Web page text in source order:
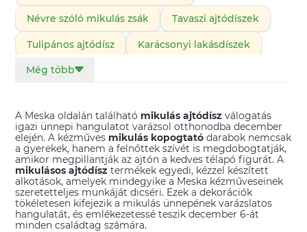
Névre szóló mikulás zsák Tavaszi ajtódíszek
Tulipános ajtódísz Karácsonyi lakásdíszek
Karácsonyi manók, figurák
Mikulás csizma és zokni
Mikulás kézműves ötletek, ajándékok, dekorációk
Mikulás zsák
Még több
A Meska oldalán található mikulás ajtódísz válogatás
igazi ünnepi hangulatot varázsol otthonodba december
elején. A kézműves mikulás kopogtató darabok nemcsak
a gyerekek, hanem a felnőttek szívét is megdobogtatják,
amikor megpillantják az ajtón a kedves télapó figurát. A
mikulásos ajtódísz termékek egyedi, kézzel készített
alkotások, amelyek mindegyike a Meska kézműveseinek
szeretetteljes munkáját dicséri. Ezek a dekorációk
tökéletesen kifejezik a mikulás ünnepének varázslatos
hangulatát, és emlékezetessé teszik december 6-át
minden családtag számára.